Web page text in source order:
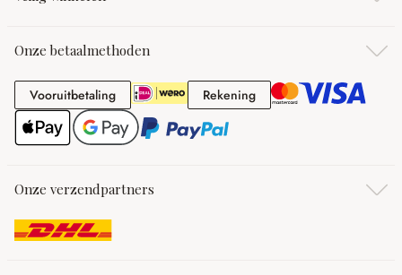
Onze betaalmethoden
VooruitbetalingVooruitbetaling RekeningRekening
Onze verzendpartners